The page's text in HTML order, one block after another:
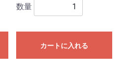
数量
カートに入れる